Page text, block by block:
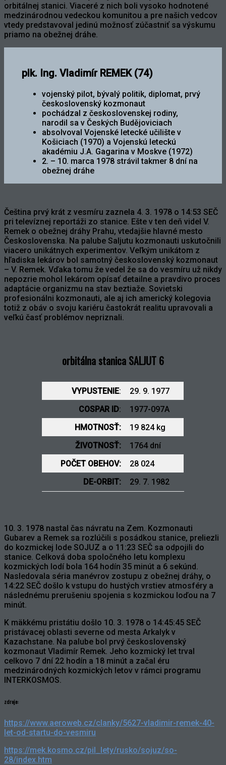
orbitálnej stanici. Viaceré z nich boli vysoko hodnotené
medzinárodnou vedeckou komunitou a pre našich vedcov
vtedy predstavoval jedinú možnosť zúčastniť sa výskumu
priamo na obežnej dráhe.
plk. Ing. Vladimír REMEK (74)
vojenský pilot, bývalý politik, diplomat, prvý
československý kozmonaut
pochádzal z československej rodiny,
narodil sa v Českých Budějoviciach
absolvoval Vojenské letecké učilište v
Košiciach (1970) a Vojenskú leteckú
akadémiu J.A. Gagarina v Moskve (1972)
2. – 10. marca 1978 strávil takmer 8 dní na
obežnej dráhe
Čeština prvý krát z vesmíru zaznela 4. 3. 1978 o 14:53 SEČ
pri televíznej reportáži zo stanice. Ešte v ten deň videl V.
Remek o obežnej dráhy Prahu, vtedajšie hlavné mesto
Československa. Na palube Saljutu kozmonauti uskutočnili
viacero unikátnych experimentov. Veľkým unikátom z
hľadiska lekárov bol samotný československý kozmonaut
– V. Remek. Vďaka tomu že vedel že sa do vesmíru už nikdy
nepozrie mohol lekárom opísať detailne a pravdivo proces
adaptácie organizmu na stav beztiaže. Sovietski
profesionálni kozmonauti, ale aj ich americký kolegovia
totiž z obáv o svoju kariéru častokrát realitu upravovali a
veľkú časť problémov nepriznali.
orbitálna stanica SALJUT 6
VYPUSTENIE:
29. 9. 1977
COSPAR ID:
1977-097A
HMOTNOSŤ:
19 824 kg
ŽIVOTNOSŤ:
1764 dní
POČET OBEHOV:
28 024
DE-ORBIT:
29. 7. 1982
10. 3. 1978 nastal čas návratu na Zem. Kozmonauti
Gubarev a Remek sa rozlúčili s posádkou stanice, preliezli
do kozmickej lode SOJUZ a o 11:23 SEČ sa odpojili do
stanice. Celková doba spoločného letu komplexu
kozmických lodí bola 164 hodín 35 minút a 6 sekúnd.
Nasledovala séria manévrov zostupu z obežnej dráhy, o
14:22 SEČ došlo k vstupu do hustých vrstiev atmosféry a
následnému prerušeniu spojenia s kozmickou loďou na 7
minút.
K mäkkému pristátiu došlo 10. 3. 1978 o 14:45:45 SEČ
pristávacej oblasti severne od mesta Arkalyk v
Kazachstane. Na palube bol prvý československý
kozmonaut Vladimír Remek. Jeho kozmický let trval
celkovo 7 dní 22 hodín a 18 minút a začal éru
medzinárodných kozmických letov v rámci programu
INTERKOSMOS.
zdroje:
https://www.aeroweb.cz/clanky/5627-vladimir-remek-40-
let-od-startu-do-vesmiru
https://mek.kosmo.cz/pil_lety/rusko/sojuz/so-
28/index.htm